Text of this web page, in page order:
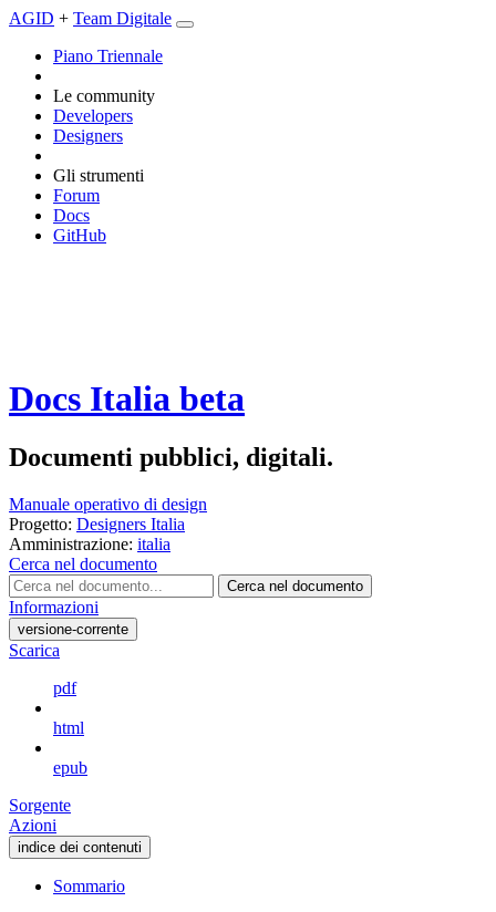
AGID + Team Digitale
Piano Triennale
Le community
Developers
Designers
Gli strumenti
Forum
Docs
GitHub
Docs Italia beta
Documenti pubblici, digitali.
Manuale operativo di design
Progetto: Designers Italia
Amministrazione: italia
Cerca nel documento
Cerca nel documento
Informazioni
versione-corrente
Scarica
pdf
html
epub
Sorgente
Azioni
indice dei contenuti
Sommario